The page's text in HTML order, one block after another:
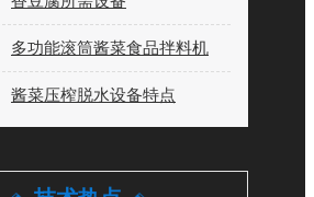
多功能滚筒酱菜食品拌料机
酱菜压榨脱水设备特点